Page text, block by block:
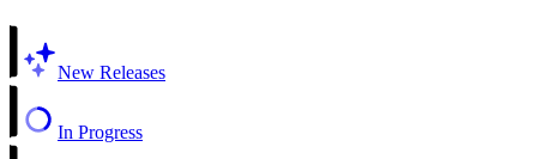
New Releases
In Progress